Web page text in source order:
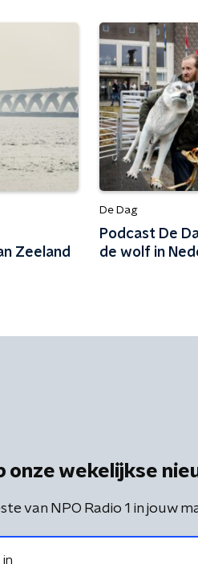
Zeeland
De Dag
Podcast De
de wolf in
onze wekelijkse
van NPO Radio 1 in jouw